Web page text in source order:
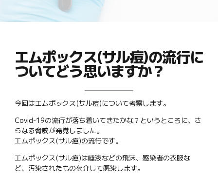
エムポックス(サル痘)の流行に
ついてどう思いますか？
今回はエムポックス(サル痘)について考察します。
Covid-19の流行が落ち着いてきたかな？というところに、さ
らなる脅威が発覚しました。
エムポックス(サル痘)の流行です。
エムポックス(サル痘)は唾液などの飛沫、感染者の衣服な
ど、汚染されたものを介して感染します。